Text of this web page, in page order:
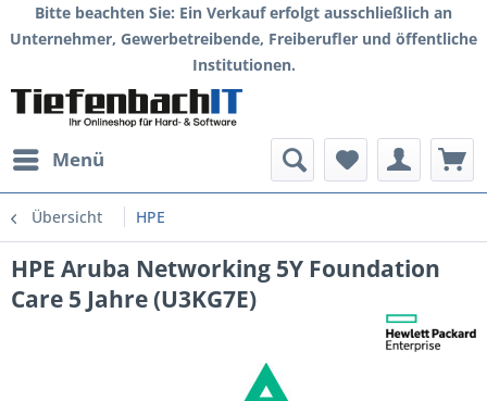
Bitte beachten Sie: Ein Verkauf erfolgt ausschließlich an
Unternehmer, Gewerbetreibende, Freiberufler und öffentliche
Institutionen.
Menü
Übersicht HPE
HPE Aruba Networking 5Y Foundation
Care 5 Jahre (U3KG7E)